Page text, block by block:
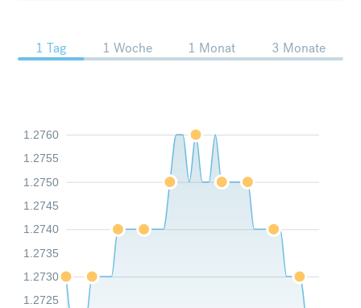
1 Tag 1 Woche 1 Monat 3 Monate
1.2725
1.2730
1.2735
1.2740
1.2745
1.2750
1.2755
1.2760